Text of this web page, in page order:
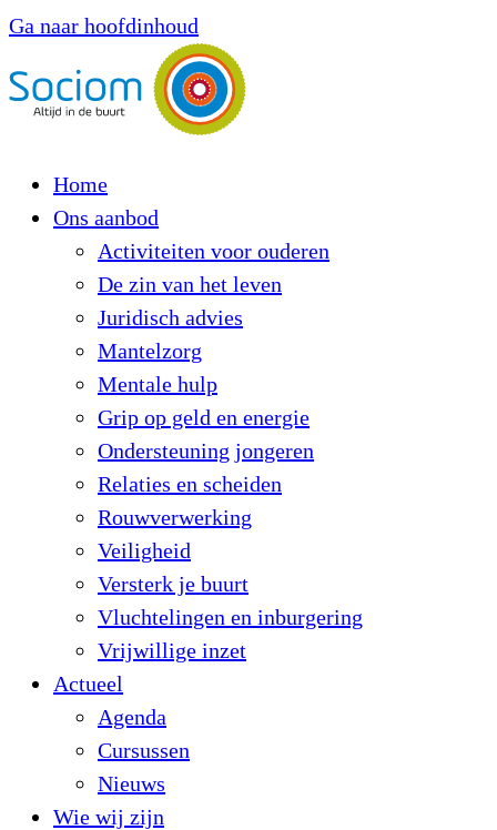
Ga naar hoofdinhoud
Home
Ons aanbod
Activiteiten voor ouderen
De zin van het leven
Juridisch advies
Mantelzorg
Mentale hulp
Grip op geld en energie
Ondersteuning jongeren
Relaties en scheiden
Rouwverwerking
Veiligheid
Versterk je buurt
Vluchtelingen en inburgering
Vrijwillige inzet
Actueel
Agenda
Cursussen
Nieuws
Wie wij zijn